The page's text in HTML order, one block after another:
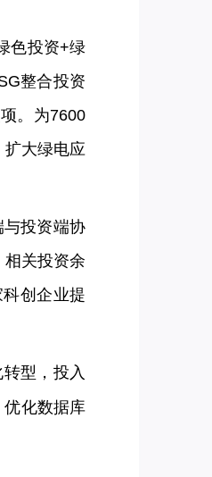
色投资+绿
整合投资
。为7600
扩大绿电应
投资端协
关投资余
创企业提
型，投入
优化数据库